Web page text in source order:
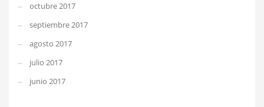
octubre 2017
septiembre 2017
agosto 2017
julio 2017
junio 2017